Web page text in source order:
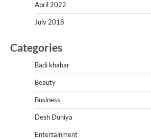
April 2022
July 2018
Categories
Badi khabar
Beauty
Business
Desh Duniya
Entertainment